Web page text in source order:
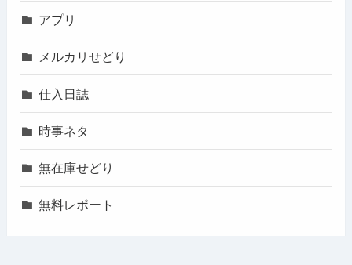
アプリ
メルカリせどり
仕入日誌
時事ネタ
無在庫せどり
無料レポート